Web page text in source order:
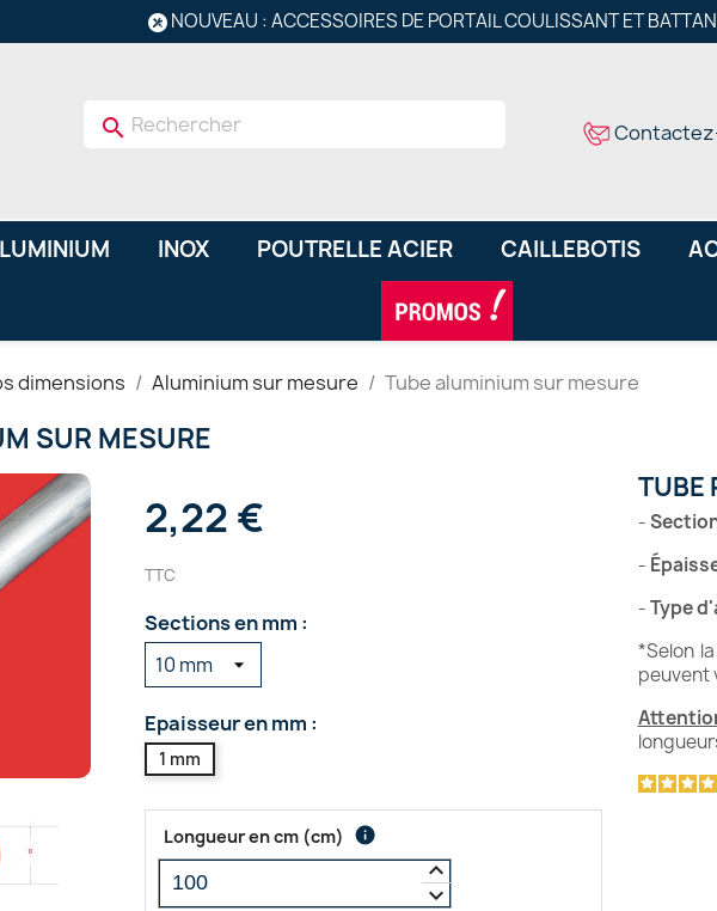
NOUVEAU : ACCESSOIRES DE PORTAIL COULISSANT ET
search
INOX POUTRELLE ACIER CAILLEBOTIS
dimensions Aluminium sur mesure Tube aluminium sur mesure
SUR MESURE
2,22 €
TTC
Sections en mm :
Epaisseur en mm :
1 mm
Longueur en cm (cm) info
keyboard_arrow_up
keyboard_arrow_down
TUBE
-
-
-Type
*Selon
peuvent